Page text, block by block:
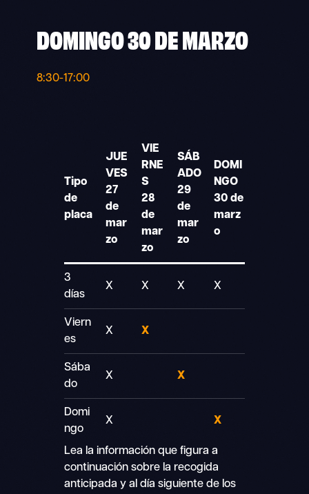
DOMINGO 30 DE MARZO
8:30-17:00
Tipo
de
placa
JUE
VES
27
de
mar
zo
VIE
RNE
S
28
de
mar
zo
SÁB
ADO
29
de
mar
zo
DOMI
NGO
30 de
marz
o
3
días
X X X X
Viern
es
X X
Sába
do
X X
Domi
ngo
X X
Lea la información que figura a
continuación sobre la recogida
anticipada y al día siguiente de los